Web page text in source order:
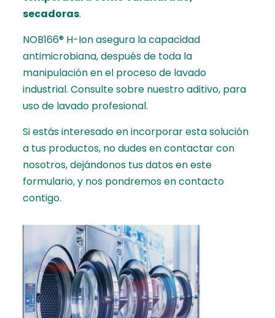
secadoras.
NOB166® H-Ion asegura lacapacidad
antimicrobiana,después de toda la
manipulación en el proceso de lavado
industrial. Consulte sobre nuestro aditivo, para
uso de lavado profesional.
Si estás interesado en incorporar esta solución
a tus productos, no dudes en contactar con
nosotros,dejándonos tus datos en este
formulario, y nos pondremos en contacto
contigo.